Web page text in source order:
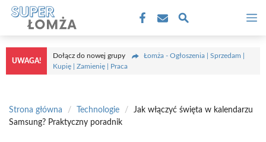
Przejdź
treści
UWAGA!
Dołącz do nowej grupy
Łomża - Ogłoszenia | Sprzedam |
Kupię | Zamienię | Praca
Strona główna / Technologie /
Jak włączyć święta w kalendarzu
Samsung? Praktyczny poradnik